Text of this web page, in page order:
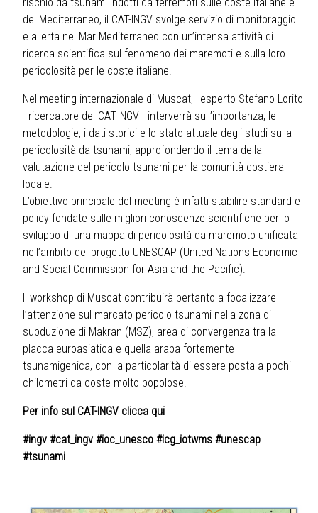
del Mediterraneo, il CAT-INGV svolge servizio di monitoraggio
e allerta nel Mar Mediterraneo con un’intensa attività di
ricerca scientifica sul fenomeno dei maremoti e sulla loro
pericolosità per le coste italiane.
Nel meeting internazionale di Muscat, l'esperto Stefano Lorito
- ricercatore del CAT-INGV - interverrà sull’importanza, le
metodologie, i dati storici e lo stato attuale degli studi sulla
pericolosità da tsunami, approfondendo il tema della
valutazione del pericolo tsunami per la comunità costiera
locale.
L’obiettivo principale del meeting è infatti stabilire standard e
policy fondate sulle migliori conoscenze scientifiche per lo
sviluppo di una mappa di pericolosità da maremoto unificata
nell’ambito del progetto UNESCAP (United Nations Economic
and Social Commission for Asia and the Pacific).
Il workshop di Muscat contribuirà pertanto a focalizzare
l’attenzione sul marcato pericolo tsunami nella zona di
subduzione di Makran (MSZ), area di convergenza tra la
placca euroasiatica e quella araba fortemente
tsunamigenica, con la particolarità di essere posta a pochi
chilometri da coste molto popolose.
Per info sul CAT-INGV clicca qui
#ingv #cat_ingv #ioc_unesco #icg_iotwms #unescap
#tsunami